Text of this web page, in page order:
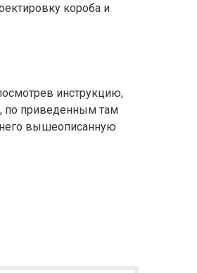
короба и
инструкцию,
по приведенным там
вышеописанную